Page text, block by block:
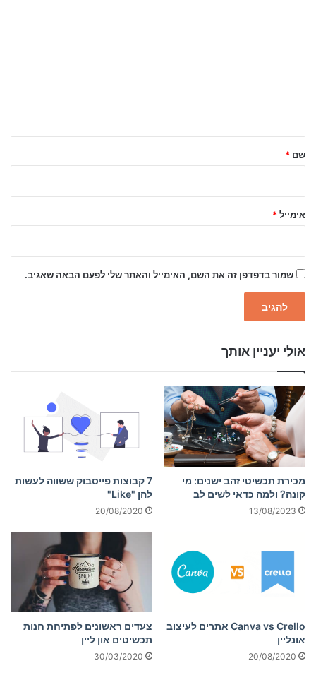
ל
שם *
אימייל *
שמור בדפדפן זה את השם, האימייל והאתר שלי לפעם הבאה שאגיב.
אולי יעניין אותך
מכירת תכשיטי זהב ישנים: מי
קונה? ולמה כדאי לשים לב
13/08/2023
7 קבוצות פייסבוק ששווה לעשות
להן "Like"
20/08/2020
Can­va vs Crel­lo אתרים לעיצוב
אונליין
20/08/2020
צעדים ראשונים לפתיחת חנות
תכשיטים און ליין
30/03/2020